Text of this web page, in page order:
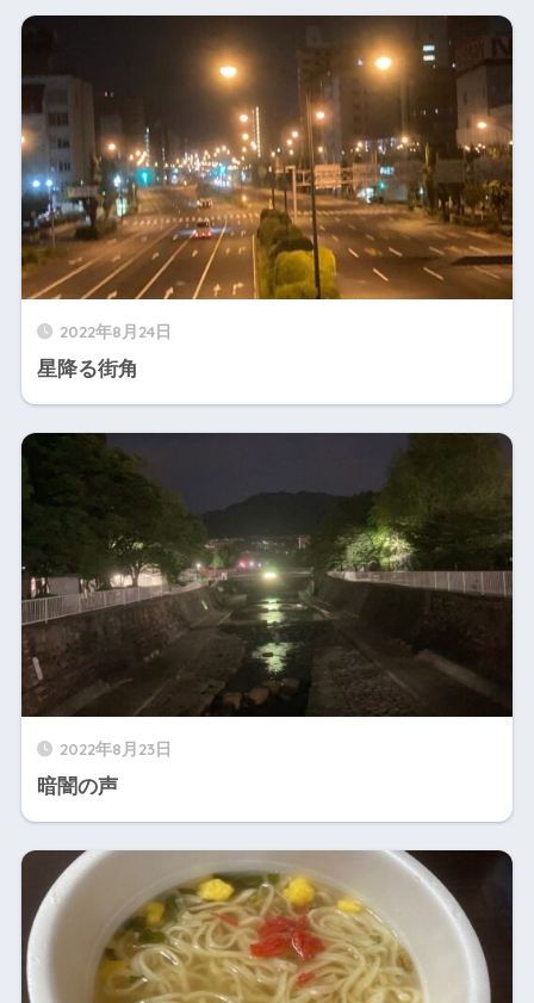
2022年8月24日
星降る街角
2022年8月23日
暗闇の声